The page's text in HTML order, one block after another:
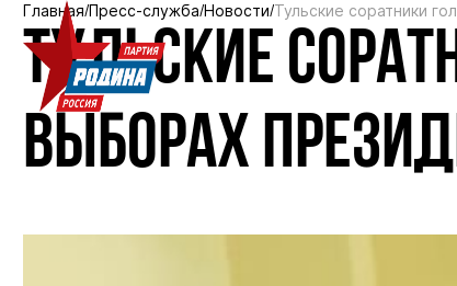
Главная Пресс-служба Новости Тульские соратники
ТУЛЬСКИЕ
ВЫБОРАХ